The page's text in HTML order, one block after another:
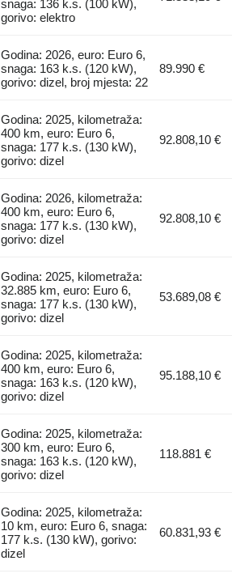
snaga: 136 k.s. (100 kW),
gorivo: elektro
Godina: 2026, euro: Euro 6,
snaga: 163 k.s. (120 kW),
gorivo: dizel, broj mjesta: 22
89.990 €
Godina: 2025, kilometraža:
400 km, euro: Euro 6,
snaga: 177 k.s. (130 kW),
gorivo: dizel
92.808,10 €
Godina: 2026, kilometraža:
400 km, euro: Euro 6,
snaga: 177 k.s. (130 kW),
gorivo: dizel
92.808,10 €
Godina: 2025, kilometraža:
32.885 km, euro: Euro 6,
snaga: 177 k.s. (130 kW),
gorivo: dizel
53.689,08 €
Godina: 2025, kilometraža:
400 km, euro: Euro 6,
snaga: 163 k.s. (120 kW),
gorivo: dizel
95.188,10 €
Godina: 2025, kilometraža:
300 km, euro: Euro 6,
snaga: 163 k.s. (120 kW),
gorivo: dizel
118.881 €
Godina: 2025, kilometraža:
10 km, euro: Euro 6, snaga:
177 k.s. (130 kW), gorivo:
dizel
60.831,93 €